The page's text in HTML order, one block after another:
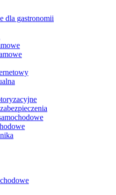
dla gastronomii